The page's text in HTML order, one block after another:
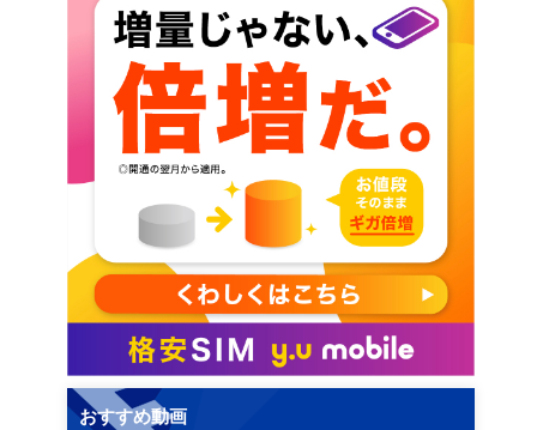
おすすめ動画